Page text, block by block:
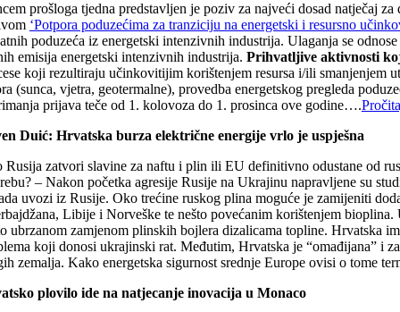
prošloga tjedna predstavljen je poziv za najveći dosad natječaj
‘Potpora poduzećima za tranziciju na energetski i resursno
poduzeća iz energetski intenzivnih industrija. Ulaganja se
emisija energetski intenzivnih industrija. Prihvatljive aktivnosti
koji rezultiraju učinkovitijim korištenjem resursa i/ili smanjenjem
(sunca, vjetra, geotermalne), provedba energetskog pregleda
prijava teče od 1. kolovoza do 1. prosinca ove godine….
Duić: Hrvatska burza električne energije vrlo je uspješna
Rusija zatvori slavine za naftu i plin ili EU definitivno odustane od
– Nakon početka agresije Rusije na Ukrajinu napravljene su
uvozi iz Rusije. Oko trećine ruskog plina moguće je zamijeniti
Libije i Norveške te nešto povećanim korištenjem
ubrzanom zamjenom plinskih bojlera dizalicama topline. Hrvatska
koji donosi ukrajinski rat. Međutim, Hrvatska je “omađijana” i
zemalja. Kako energetska sigurnost srednje Europe ovisi o tome
plovilo ide na natjecanje inovacija u Monaco